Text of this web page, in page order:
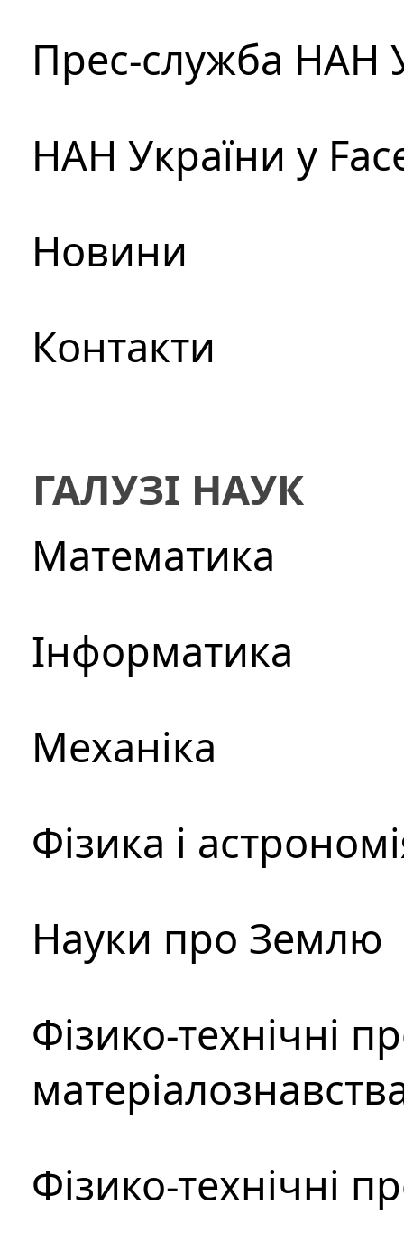
Прес-служба НАН
НАН України у
Новини
Контакти
ГАЛУЗІ НАУК
Математика
Інформатика
Механіка
Фізика і
Науки про Землю
Фізико-технічні
Фізико-технічні